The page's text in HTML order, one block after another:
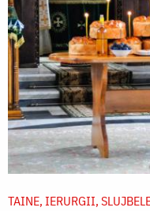
TAINE, IERURGII,